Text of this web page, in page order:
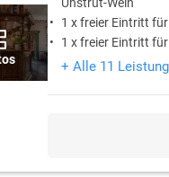
1 x freier Eintritt
1 x freier Eintritt
+ Alle 11